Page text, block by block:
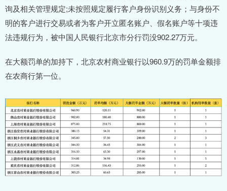
询及相关管理规定;未按照规定履行客户身份识别义务；与身份不
明的客户进行交易或者为客户开立匿名账户、假名账户等十项违
法违规行为，被中国人民银行北京市分行罚没902.27万元。
在大额罚单的加持下，北京农村商业银行以960.9万的罚单金额排
在农商行第一位。